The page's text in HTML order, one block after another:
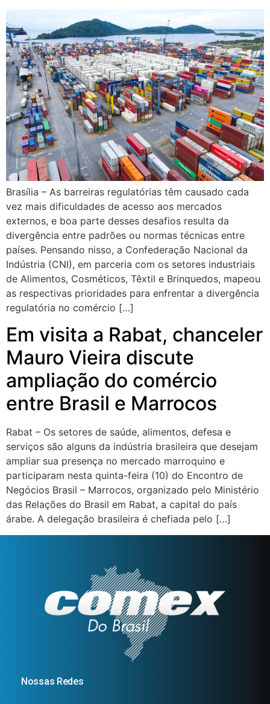
Brasília – As barreiras regulatórias têm causado cada
vez mais dificuldades de acesso aos mercados
externos, e boa parte desses desafios resulta da
divergência entre padrões ou normas técnicas entre
países. Pensando nisso, a Confederação Nacional da
Indústria (CNI), em parceria com os setores industriais
de Alimentos, Cosméticos, Têxtil e Brinquedos, mapeou
as respectivas prioridades para enfrentar a divergência
regulatória no comércio […]
Em visita a Rabat, chanceler
Mauro Vieira discute
ampliação do comércio
entre Brasil e Marrocos
Rabat – Os setores de saúde, alimentos, defesa e
serviços são alguns da indústria brasileira que desejam
ampliar sua presença no mercado marroquino e
participaram nesta quinta-feira (10) do Encontro de
Negócios Brasil – Marrocos, organizado pelo Ministério
das Relações do Brasil em Rabat, a capital do país
árabe. A delegação brasileira é chefiada pelo […]
Nossas Redes